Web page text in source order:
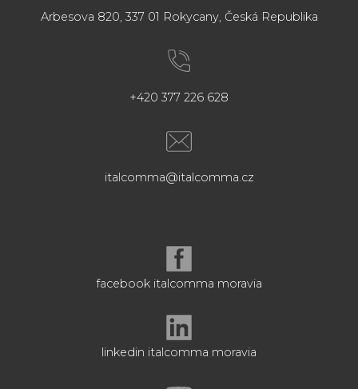
Arbesova 820, 337 01 Rokycany, Česká Republika
+420 377 226 628
italcomma@italcomma.cz
facebook italcomma moravia
linkedin italcomma moravia